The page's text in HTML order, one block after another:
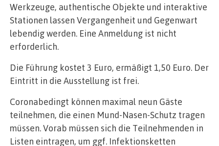
Werkzeuge, authentische Objekte und interaktive
Stationen lassen Vergangenheit und Gegenwart
lebendig werden. Eine Anmeldung ist nicht
erforderlich.
Die Führung kostet 3 Euro, ermäßigt 1,50 Euro. Der
Eintritt in die Ausstellung ist frei.
Coronabedingt können maximal neun Gäste
teilnehmen, die einen Mund-Nasen-Schutz tragen
müssen. Vorab müssen sich die Teilnehmenden in
Listen eintragen, um ggf. Infektionsketten